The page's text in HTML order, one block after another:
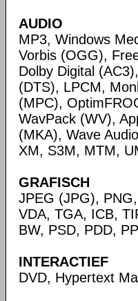
AUDIO
MP3, Windows
Vorbis (OGG),
Dolby Digital
(DTS), LPCM,
(MPC),
WavPack (WV),
(MKA), Wave
XM, S3M, MTM,
GRAFISCH
JPEG (JPG),
VDA, TGA, ICB,
BW, PSD, PDD,
INTERACTIEF
DVD, Hypertext